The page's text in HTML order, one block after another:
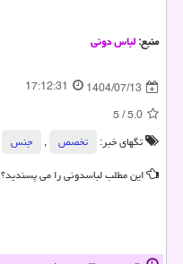
منبع:لباس دونی
1404/07/13
17:12:31
5.0
/
5
تگهای خبر:
تخصص , جنس
این مطلب لباسدونی را می پسندید؟